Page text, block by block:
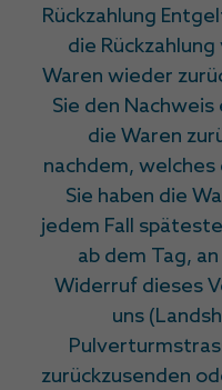
Rückzahlung
die
Waren wieder
Sie den
die Waren
nachdem,
Sie haben die
jedem Fall
ab dem Tag,
Widerruf dieses
uns
zurückzusenden